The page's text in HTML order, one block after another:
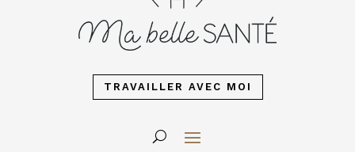
TRAVAILLER AVEC MOI